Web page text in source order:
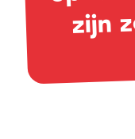
zijn